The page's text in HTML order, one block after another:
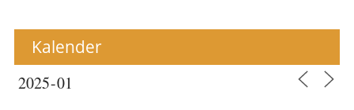
Kalender